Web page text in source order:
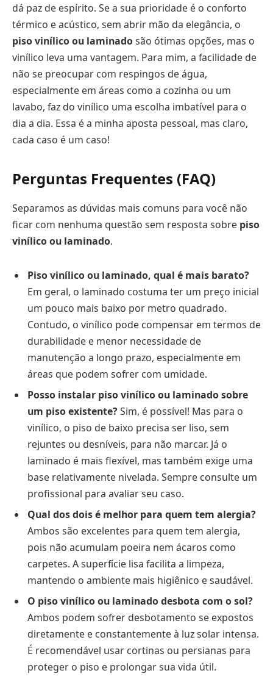
dá paz de espírito. Se a sua prioridade é o conforto
térmico e acústico, sem abrir mão da elegância, o
piso vinílico ou laminadosão ótimas opções, mas o
vinílico leva uma vantagem. Para mim, a facilidade de
não se preocupar com respingos de água,
especialmente em áreas como a cozinha ou um
lavabo, faz do vinílico uma escolha imbatível para o
dia a dia. Essa é a minha aposta pessoal, mas claro,
cada caso é um caso!
Perguntas Frequentes (FAQ)
Separamos as dúvidas mais comuns para você não
ficar com nenhuma questão sem resposta sobre piso
vinílico ou laminado.
Piso vinílico ou laminado, qual é mais barato?
Em geral, o laminado costuma ter um preço inicial
um pouco mais baixo por metro quadrado.
Contudo, o vinílico pode compensar em termos de
durabilidade e menor necessidade de
manutenção a longo prazo, especialmente em
áreas que podem sofrer com umidade.
Posso instalar piso vinílico ou laminado sobre
um piso existente?Sim, é possível! Mas para o
vinílico, o piso de baixo precisa ser liso, sem
rejuntes ou desníveis, para não marcar. Já o
laminado é mais flexível, mas também exige uma
base relativamente nivelada. Sempre consulte um
profissional para avaliar seu caso.
Qual dos dois é melhor para quem tem alergia?
Ambos são excelentes para quem tem alergia,
pois não acumulam poeira nem ácaros como
carpetes. A superfície lisa facilita a limpeza,
mantendo o ambiente mais higiênico e saudável.
O piso vinílico ou laminado desbota com o sol?
Ambos podem sofrer desbotamento se expostos
diretamente e constantemente à luz solar intensa.
É recomendável usar cortinas ou persianas para
proteger o piso e prolongar sua vida útil.